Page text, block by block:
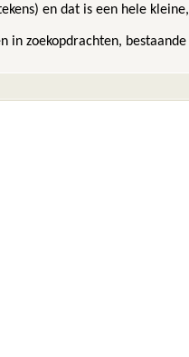
en dat is een hele
in zoekopdrachten,